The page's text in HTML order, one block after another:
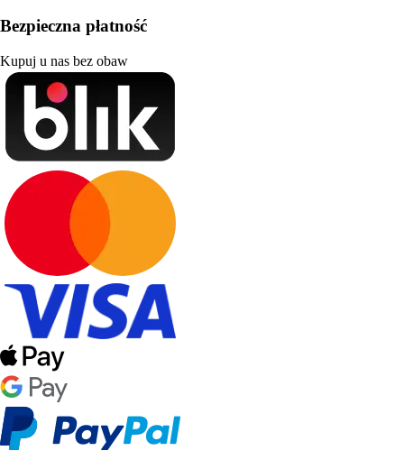
Bezpieczna płatność
Kupuj u nas bez obaw